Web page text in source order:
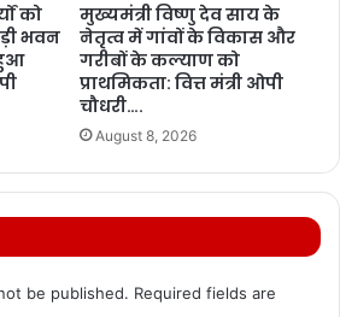
को
भवन
मुख्यमंत्री विष्णु देव साय के
नेतृत्व में गांवों के विकास और
गरीबों के कल्याण को
प्राथमिकता: वित्त मंत्री ओपी
चौधरी….
August 8, 2026
be published. Required fields are